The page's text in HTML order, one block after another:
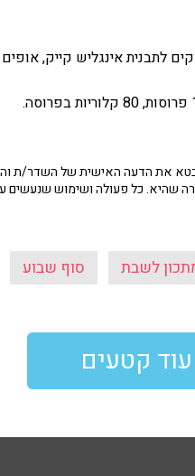
את הדעה האישית של השדר/ת
שהיא. כל פעולה ושימוש
לשבת סוף שבוע
עוד קטעים